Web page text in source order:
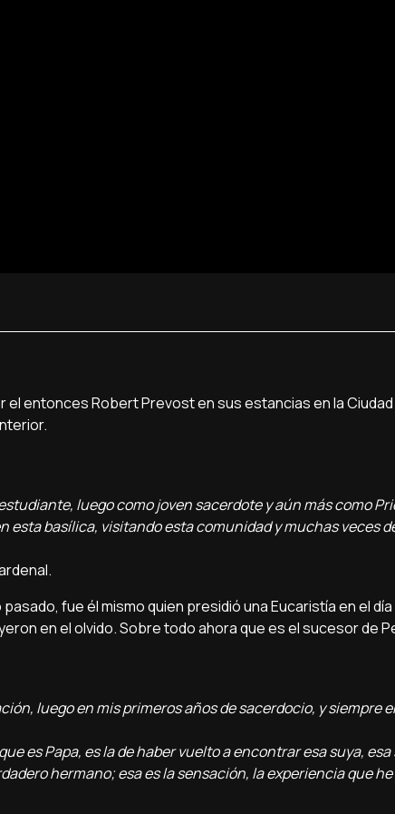
entonces Robert Prevost en sus estancias en la
luego como joven sacerdote y aún más como
esta basílica, visitando esta comunidad y muchas veces
fue él mismo quien presidió una Eucaristía en el
en el olvido. Sobre todo ahora que es el sucesor de
luego en mis primeros años de sacerdocio, y siempre
es Papa, es la de haber vuelto a encontrar esa suya,
hermano; esa es la sensación, la experiencia que